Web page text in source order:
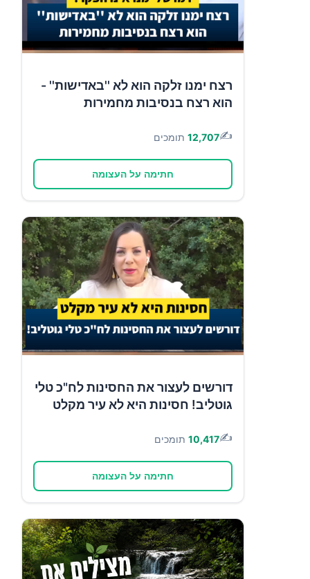
רצח ימנו זלקה הוא לא ''באדישות'' -
הוא רצח בנסיבות מחמירות
✍️
12,707 תומכים
חתימה על העצומה
דורשים לעצור את החסינות לח"כ טלי
גוטליב! חסינות היא לא עיר מקלט
✍️
10,417 תומכים
חתימה על העצומה